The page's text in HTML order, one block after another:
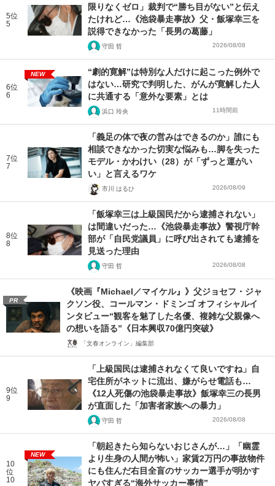
5位
5
限りなくゼロ」裁判で“勝ち目がない”と伝え
たけれど…《池袋暴走事故》父・飯塚幸三を
説得できなかった「長男の葛藤」
守田 哲 2026/08/08
6位
6
NEW
“劇的寛解”は特別な人だけに起こった例外で
はない…研究で判明した、がんが寛解した人
に共通する「意外な要素」とは
浜口 玲央 11時間前
7位
7
「義足の体で夜の営みはできるのか」誰にも
相談できなかった切実な悩みも…脚を失った
モデル・かわけい（28）が「ずっと運がい
い」と言えるワケ
市川 はるひ 2026/08/09
8位
8
「飯塚幸三は上級国民だから逮捕されない」
は間違いだった…《池袋暴走事故》警視庁幹
部が「自民党議員」に呼び出されても逮捕を
見送った理由
守田 哲 2026/08/08
PR
《映画『Michael／マイケル』》父ジョセフ・ジャ
クソン役、コールマン・ドミンゴ オフィシャルイ
ンタビュー“観客を魅了した名優、複雑な父親像へ
の想いを語る”《日本興収70億円突破》
「文春オンライン」編集部
9位
9
「上級国民は逮捕されなくて良いですね」自
宅住所がネットに流出、嫌がらせ電話も…
《12人死傷の池袋暴走事故》飯塚幸三の長男
が直面した「加害者家族への暴力」
守田 哲 2026/08/08
10
位
10
NEW
「朝起きたら知らないおじさんが…」「幽霊
より生身の人間が怖い」家賃2万円の事故物件
にも住んだ右目全盲のサッカー選手が明かす
ヤバすぎる“海外サッカー事情”